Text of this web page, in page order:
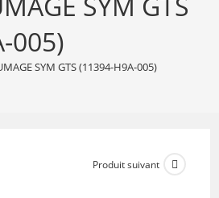
005)
SYM GTS (11394-H9A-005)
Produit suivant